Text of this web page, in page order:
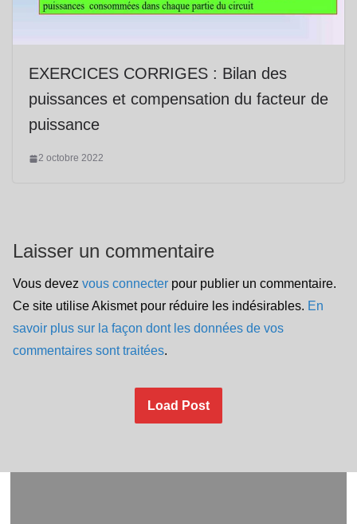
EXERCICES CORRIGES : Bilan des
puissances et compensation du facteur de
puissance
2 octobre 2022
Laisser un commentaire
Vous devez vous connecter pour publier un commentaire.
Ce site utilise Akismet pour réduire les indésirables. En
savoir plus sur la façon dont les données de vos
commentaires sont traitées.
Load Post